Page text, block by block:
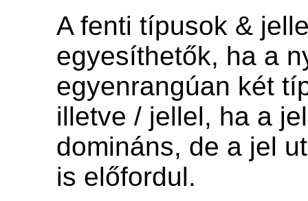
A fenti típusok &
egyesíthetők, ha a
egyenrangúan két
illetve / jellel, ha a
domináns, de a jel
is előfordul.